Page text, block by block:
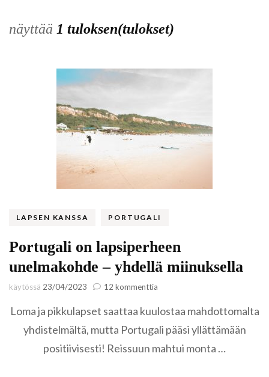
näyttää 1 tuloksen(tulokset)
LAPSEN KANSSA PORTUGALI
Portugali on lapsiperheen
unelmakohde – yhdellä miinuksella
käytössä 23/04/2023 12 kommenttia
on
unelmakohde
–
Loma ja pikkulapset saattaa kuulostaa mahdottomalta
yhdistelmältä, mutta Portugali pääsi yllättämään
positiivisesti! Reissuun mahtui monta …